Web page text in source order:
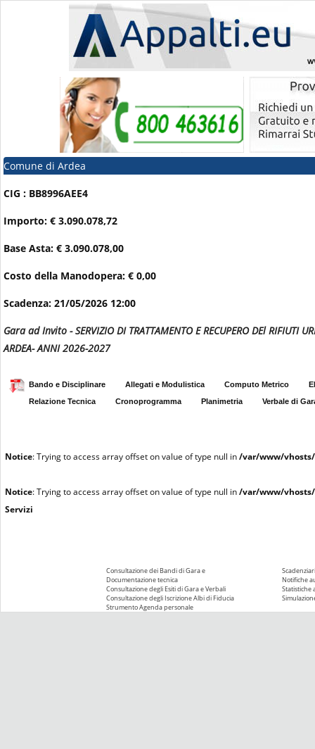
Comune di Ardea
CIG : BB8996AEE4
Importo: € 3.090.078,72
Base Asta: € 3.090.078,00
Costo della Manodopera: € 0,00
Scadenza: 21/05/2026 12:00
Gara ad Invito - SERVIZIO DI TRATTAMENTO E RECUPERO DEl RIFIUTI
ARDEA- ANNI 2026-2027
Bando e Disciplinare Allegati e Modulistica Computo Metrico
Relazione Tecnica
Cronoprogramma Planimetria Verbale di
Notice: Trying to access array offset on value of type null in/var/www/
Notice: Trying to access array offset on value of type null in/var/www/
Servizi
Consultazione dei Bandi di Gara e
Documentazione tecnica
Consultazione degli Esiti di Gara e Verbali
Consultazione degli Iscrizione Albi di Fiducia
Strumento Agenda personale
Notifiche
Statistiche